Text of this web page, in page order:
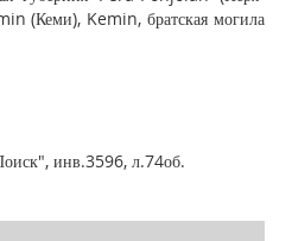
(Кеми), Kemin, братская могила
инв.3596, л.74об.